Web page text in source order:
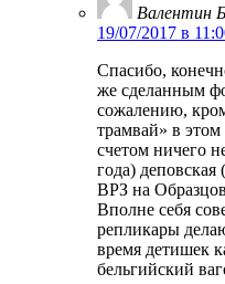
Валентин
19/07/2017 в
Спасибо,
же сделанным
сожалению,
трамвай» в
счетом ничего
года)
ВРЗ на
Вполне себя
репликары
время детишек
бельгийский